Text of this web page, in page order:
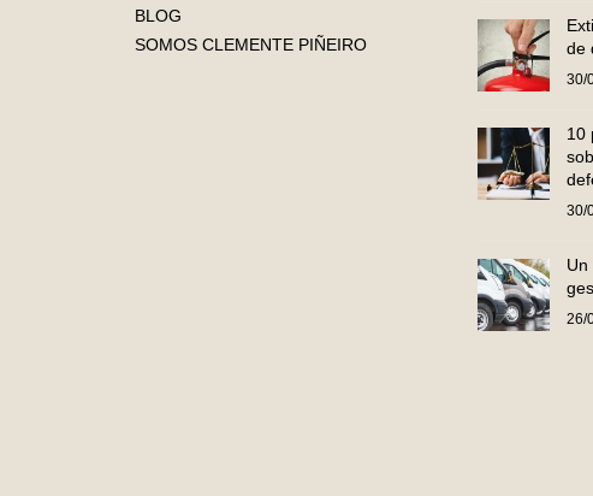
BLOG
SOMOS CLEMENTE PIÑEIRO
de
30/
10
30/
Un
26/